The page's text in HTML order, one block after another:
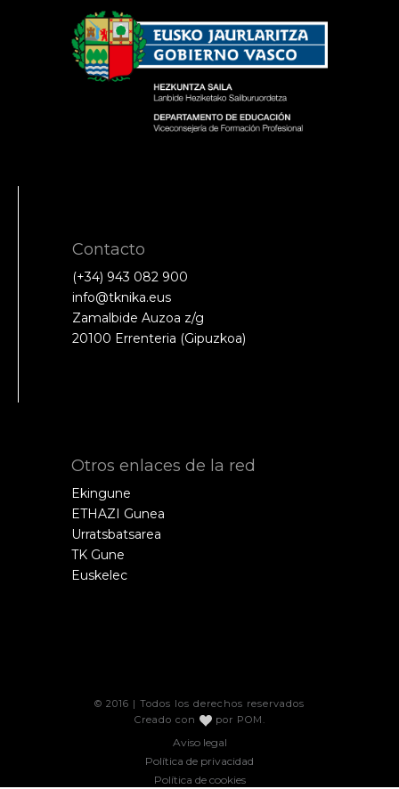
Contacto
(+34) 943 082 900
info@tknika.eus
Zamalbide Auzoa z/g
20100 Errenteria (Gipuzkoa)
Otros enlaces de la red
Ekingune
ETHAZI Gunea
Urratsbatsarea
TK Gune
Euskelec
© 2016 | Todos los derechos reservados
Creado con
por POM
Aviso legal
Política de privacidad
Política de cookies